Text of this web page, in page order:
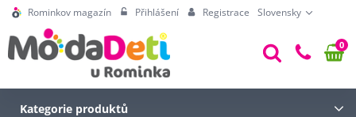
Rominkov magazín Přihlášení Registrace Slovensky
0
Kategorie produktů